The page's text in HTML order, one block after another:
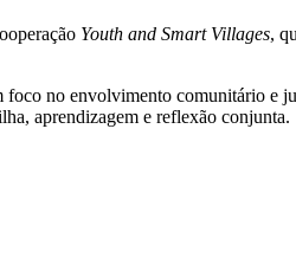
Youth and Smart Villages,
no envolvimento comunitário e
aprendizagem e reflexão conjunta.